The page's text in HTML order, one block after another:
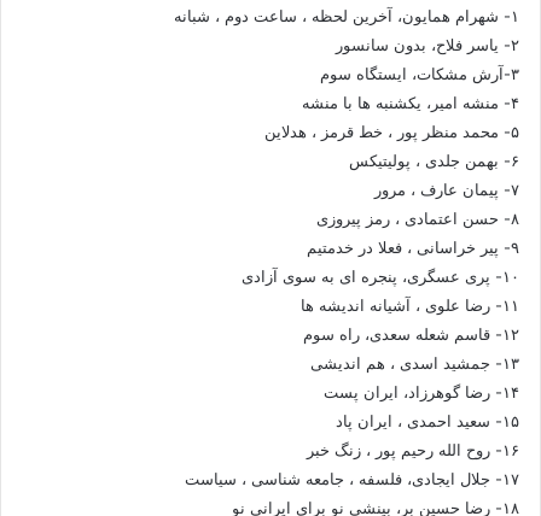
۱- شهرام همایون، آخرین لحظه ، ساعت دوم ، شبانه
۲- یاسر فلاح، بدون سانسور
۳-آرش مشکات، ایستگاه سوم
۴- منشه امیر، یکشنبه ها با منشه
۵- محمد منظر پور ، خط قرمز ، هدلاین
۶- بهمن جلدی ، پولیتیکس
۷- پیمان عارف ، مرور
۸- حسن اعتمادی ، رمز پیروزی
۹- پیر خراسانی ، فعلا در خدمتیم
۱۰- پری عسگری، پنجره ای به سوی آزادی
۱۱- رضا علوی ، آشیانه اندیشه ها
۱۲- قاسم شعله سعدی، راه سوم
۱۳- جمشید اسدی ، هم اندیشی
۱۴- رضا گوهرزاد، ایران پست
۱۵- سعید احمدی ، ایران پاد
۱۶- روح الله رحیم پور ، زنگ خبر
۱۷- جلال ایجادی، فلسفه ، جامعه شناسی ، سیاست
۱۸- رضا حسین بر، بینشی نو برای ایرانی نو